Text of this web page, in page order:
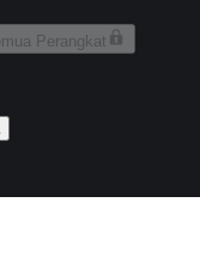
Perangkat